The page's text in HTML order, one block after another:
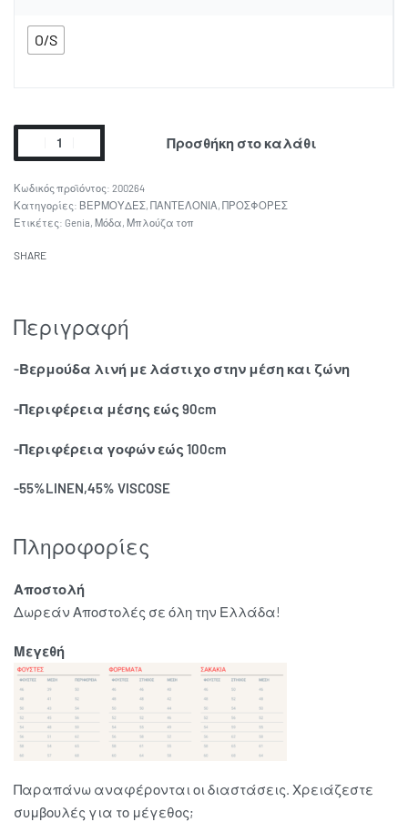
O/S
Προσθήκη στο καλάθι
200264
Κατηγορίες: ΒΕΡΜΟΥΔΕΣ ΠΑΝΤΕΛΟΝΙΑ ΠΡΟΣΦΟΡΕΣ
Ετικέτες: Genia Μόδα Μπλούζα τοπ
SHARE
Περιγραφή
-Βερμούδα λινή με λάστιχο στην μέση και ζώνη
-Περιφέρεια μέσης εώς 90cm
-Περιφέρεια γοφών εώς 100cm
-55%LINEN,45% VISCOSE
Πληροφορίες
Αποστολή
Δωρεάν Αποστολές σε όλη την Ελλάδα!
Μεγεθή
Παραπάνω αναφέρονται οι διαστάσεις. Χρειάζεστε
συμβουλές για το μέγεθος;